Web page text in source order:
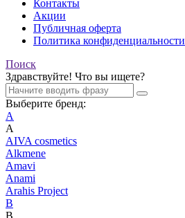
Контакты
Акции
Публичная оферта
Политика конфиденциальности
Поиск
Здравствуйте! Что вы ищете?
Выберите бренд:
A
A
AIVA cosmetics
Alkmene
Amavi
Anami
Arahis Project
B
B